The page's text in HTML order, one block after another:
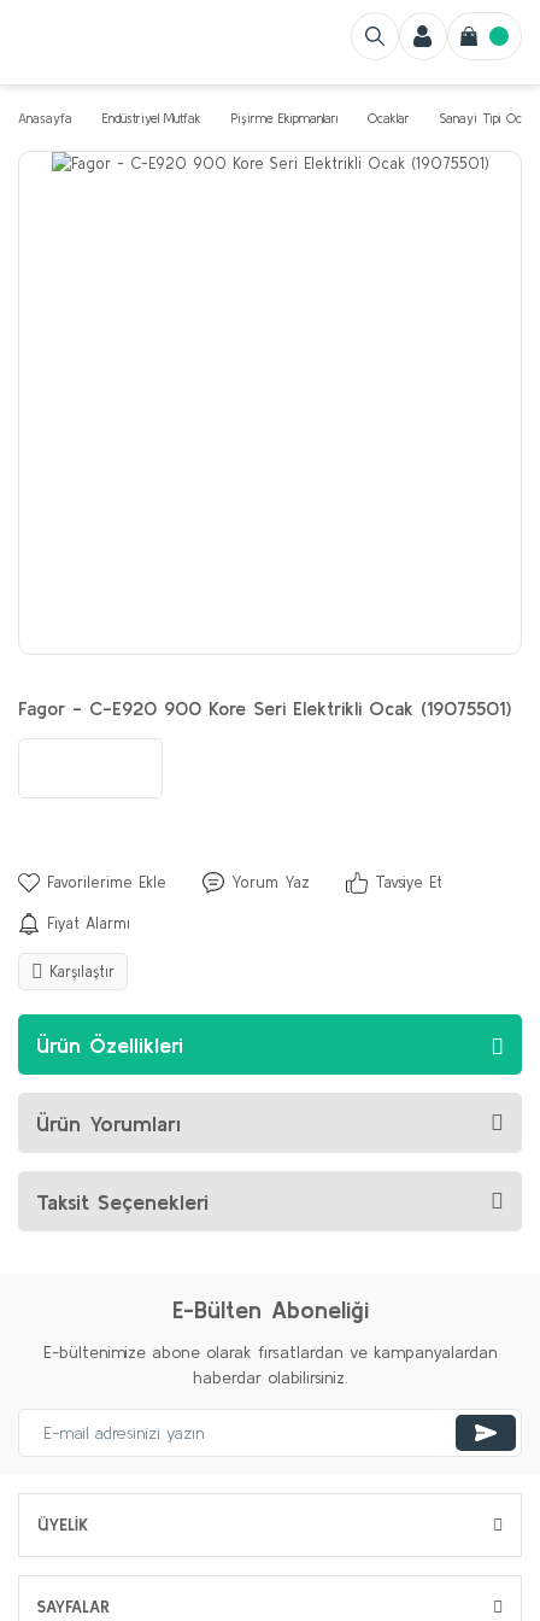
Anasayfa Endüstriyel Mutfak Pişirme Ekipmanları Ocaklar Sanayi Tipi Ocak
Fagor - C-E920 900 Kore Seri Elektrikli Ocak (19075501)
Yorum Yaz Tavsiye Et
Fiyat Alarmı
Karşılaştır
Ürün Özellikleri
Ürün Yorumları
Taksit Seçenekleri
E-Bülten Aboneliği
E-bültenimize abone olarak fırsatlardan ve kampanyalardan
haberdar olabilirsiniz.
ÜYELİK
SAYFALAR